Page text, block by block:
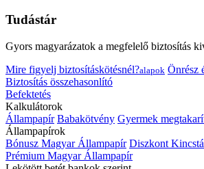
Tudástár
Gyors magyarázatok a megfelelő biztosítás
Mire figyelj biztosításkötésnél?alapok Önrész
Biztosítás összehasonlító
Befektetés
Kalkulátorok
Állampapír Babakötvény Gyermek
Állampapírok
Bónusz Magyar Állampapír Diszkont
Prémium Magyar Állampapír